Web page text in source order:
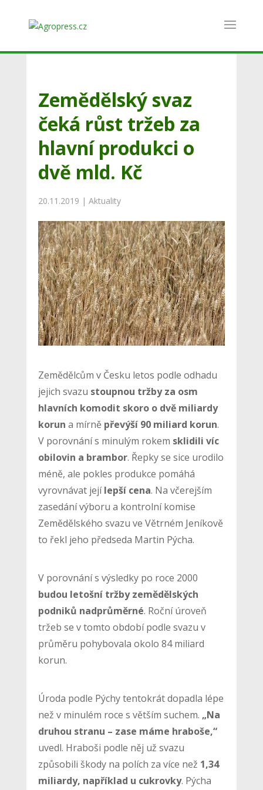
Zemědělský svaz
čeká růst tržeb za
hlavní produkci o
dvě mld. Kč
20.11.2019 | Aktuality
Zemědělcům v Česku letos podle odhadu
jejich svazu stoupnou tržby za osm
hlavních komodit skoro o dvě miliardy
korun a mírně převýší 90 miliard korun.
V porovnání s minulým rokem sklidili víc
obilovin a brambor. Řepky se sice urodilo
méně, ale pokles produkce pomáhá
vyrovnávat jejílepší cena. Na včerejším
zasedání výboru a kontrolní komise
Zemědělského svazu ve Větrném Jeníkově
to řekl jeho předseda Martin Pýcha.
V porovnání s výsledky po roce 2000
budou letošní tržby zemědělských
podniků nadprůměrné. Roční úroveň
tržeb se v tomto období podle svazu v
průměru pohybovala okolo 84 miliard
korun.
Úroda podle Pýchy tentokrát dopadla lépe
než v minulém roce s větším suchem. „Na
druhou stranu – zase máme hraboše,“
uvedl. Hraboši podle něj už svazu
způsobili škody na polích za více než 1,34
miliardy, například u cukrovky. Pýcha